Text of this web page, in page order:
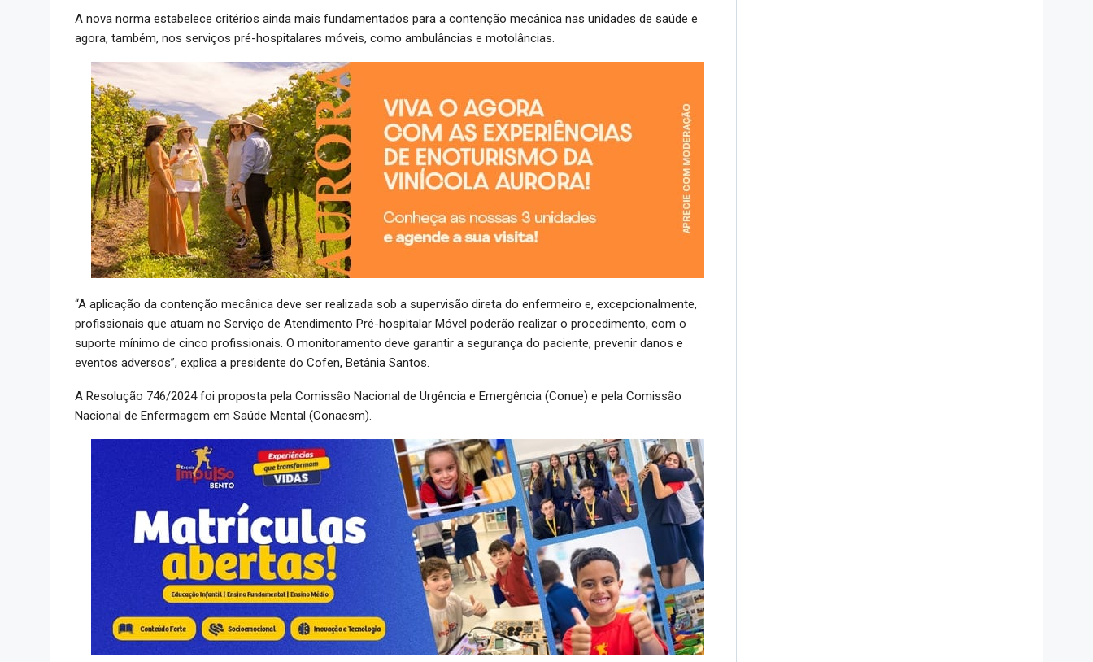
A nova norma estabelece critérios ainda mais fundamentados para a contenção mecânica nas unidades de saúde e
agora, também, nos serviços pré-hospitalares móveis, como ambulâncias e motolâncias.
“A aplicação da contenção mecânica deve ser realizada sob a supervisão direta do enfermeiro e, excepcionalmente,
profissionais que atuam no Serviço de Atendimento Pré-hospitalar Móvel poderão realizar o procedimento, com o
suporte mínimo de cinco profissionais. O monitoramento deve garantir a segurança do paciente, prevenir danos e
eventos adversos”, explica a presidente do Cofen, Betânia Santos.
A Resolução 746/2024 foi proposta pela Comissão Nacional de Urgência e Emergência (Conue) e pela Comissão
Nacional de Enfermagem em Saúde Mental (Conaesm).